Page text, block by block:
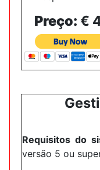
Preço: €
Requisitos do
versão 5 ou